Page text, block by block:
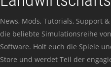
News, Mods, Tutorials, Support
die beliebte Simulationsreihe
Software. Holt euch die Spiele
Store und werdet Teil der